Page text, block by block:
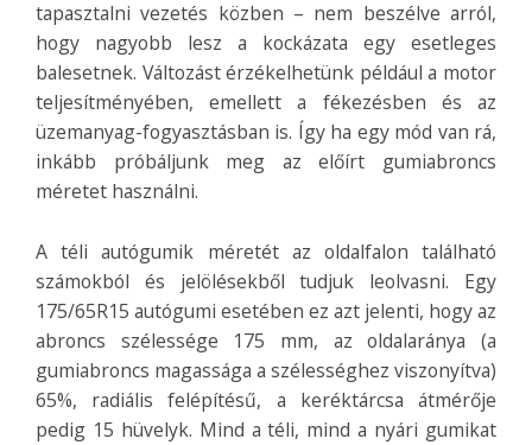
tapasztalni vezetés közben – nem beszélve arról,
hogy nagyobb lesz a kockázata egy esetleges
balesetnek. Változást érzékelhetünk például a motor
teljesítményében, emellett a fékezésben és az
üzemanyag-fogyasztásban is. Így ha egy mód van rá,
inkább próbáljunk meg az előírt gumiabroncs
méretet használni.
A téli autógumik méretét az oldalfalon található
számokból és jelölésekből tudjuk leolvasni. Egy
175/65R15 autógumi esetében ez azt jelenti, hogy az
abroncs szélessége 175 mm, az oldalaránya (a
gumiabroncs magassága a szélességhez viszonyítva)
65%, radiális felépítésű, a keréktárcsa átmérője
pedig 15 hüvelyk. Mind a téli, mind a nyári gumikat